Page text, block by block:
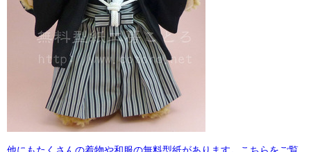
他にもたくさんの着物や和服の無料型紙があります。こちらをご覧